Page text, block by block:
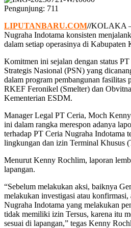
Pengunjung: 711
LIPUTANBARU.COM//KOLAKA –
Nugraha Indotama konsisten
dalam setiap operasinya di Kabupaten
Komitmen ini sejalan dengan status
Strategis Nasional (PSN) yang
dalam program pembangunan fasilitas
RKEF Feronikel (Smelter) dan
Kementerian ESDM.
Manager Legal PT Ceria, Moch
ini dalam rangka merespon adanya
terhadap PT Ceria Nugraha Indotama
lingkungan dan izin Terminal Khusus
Menurut Kenny Rochlim, laporan
lapangan.
“Sebelum melakukan aksi, baiknya
melakukan investigasi atau konfirmasi,
Nugraha Indotama yang melakukan
tidak memiliki izin Tersus, karena itu
sesuai di lapangan,” tegas Kenny